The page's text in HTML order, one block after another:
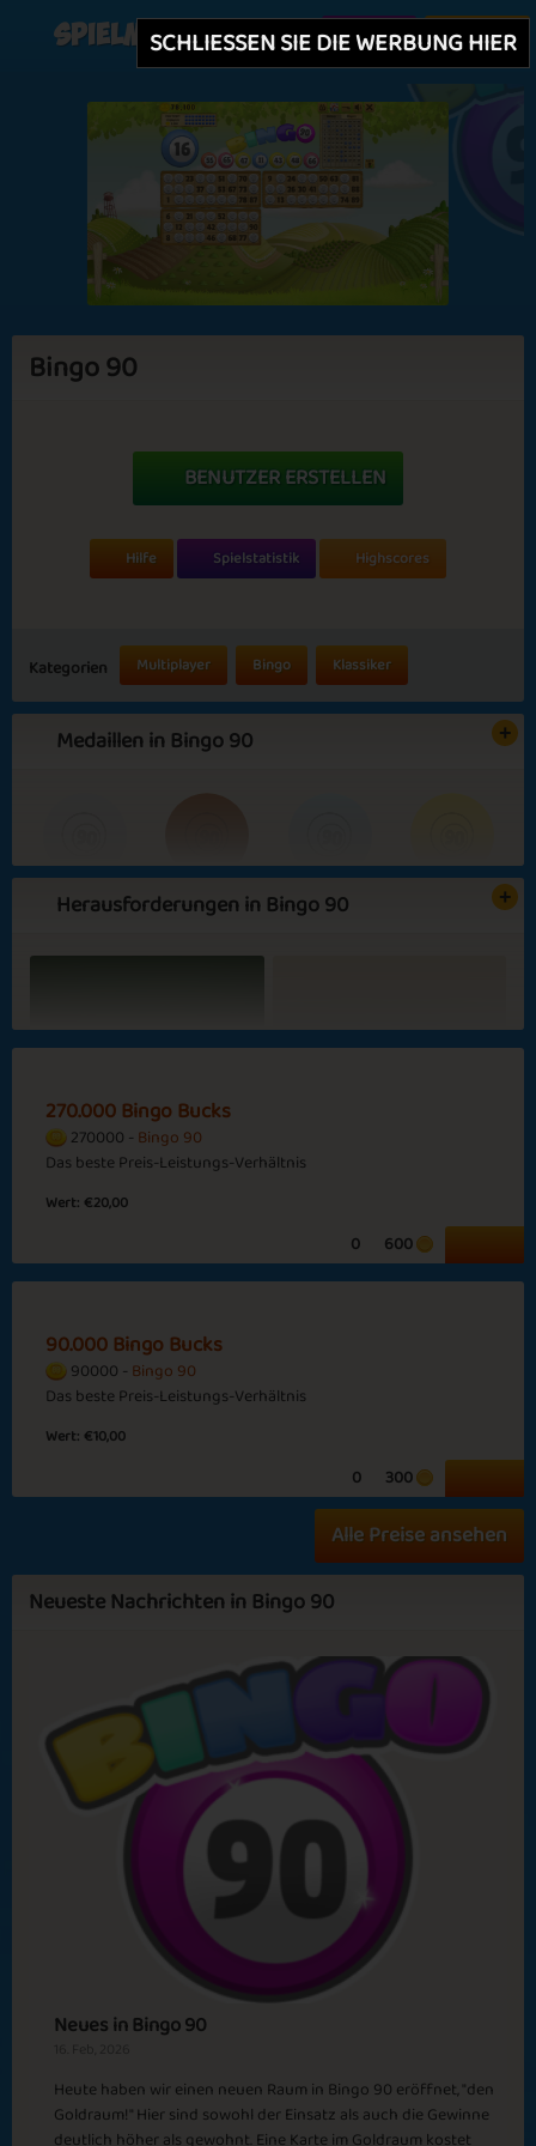
Spielmit Erstellen Einloggen
Bingo 90
BENUTZER ERSTELLEN
Hilfe Spielstatistik Highscores
Kategorien Multiplayer Bingo Klassiker
Medaillen in Bingo 90
Expert BINGO!
Sapphire Emerald
Herausforderungen in Bingo 90
Summer Party Green Garden
Happy Birthday
Season
Shining Sun Blooming Trees
Remembrance SJ Musen Match
Twinkle Twilight
0309
Troldinden the
Wise
Amazing Midnatt
Spring Emotions
270.000 Bingo Bucks
270000 - Bingo 90
Das beste Preis-Leistungs-Verhältnis
Wert: €20,00
0 600
90.000 Bingo Bucks
90000 - Bingo 90
Das beste Preis-Leistungs-Verhältnis
Wert: €10,00
0 300
Alle Preise ansehen
Neueste Nachrichten in Bingo 90
Neues in Bingo 90
Heute haben wir einen neuen Raum in Bingo 90 eröffnet, "den
Goldraum!" Hier sind sowohl der Einsatz als auch die Gewinne
deutlich höher als gewohnt. Eine Karte im Goldraum kostet
SCHLIESSEN SIE DIE WERBUNG HIER